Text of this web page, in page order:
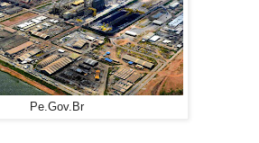
Pe.Gov.Br